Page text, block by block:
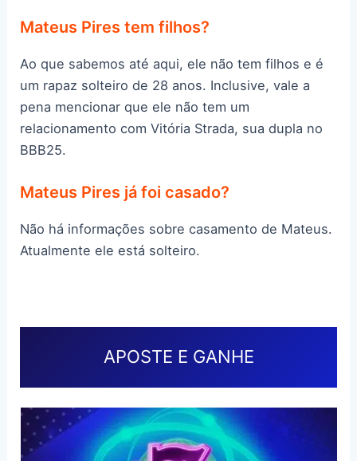
Mateus Pires tem filhos?
Ao que sabemos até aqui, ele não tem filhos e é
um rapaz solteiro de 28 anos. Inclusive, vale a
pena mencionar que ele não tem um
relacionamento com Vitória Strada, sua dupla no
BBB25.
Mateus Pires já foi casado?
Não há informações sobre casamento de Mateus.
Atualmente ele está solteiro.
APOSTE E GANHE